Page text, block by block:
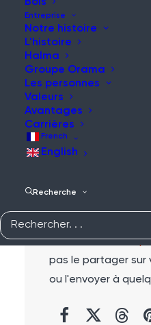
Entreprise
Notre histoire
L'histoire
Halma
Groupe Orama
Les personnes
Valeurs
Avantages
Carrières
French
English
Recherche
Recherche :
Effectuer une
pour trouver un
Partager :
Ce contenu vous
pas le partager sur
ou l'envoyer à